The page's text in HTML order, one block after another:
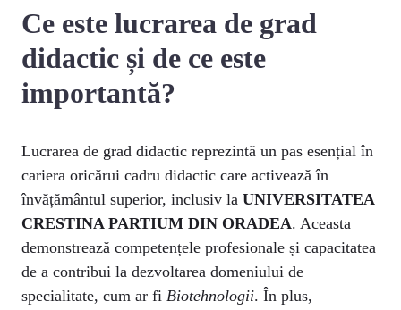
Ce este lucrarea de grad
didactic și de ce este
importantă?
Lucrarea de grad didactic reprezintă un pas esențial în
cariera oricărui cadru didactic care activează în
învățământul superior, inclusiv la UNIVERSITATEA
CRESTINA PARTIUM DIN ORADEA. Aceasta
demonstrează competențele profesionale și capacitatea
de a contribui la dezvoltarea domeniului de
specialitate, cum ar fi Biotehnologii. În plus,